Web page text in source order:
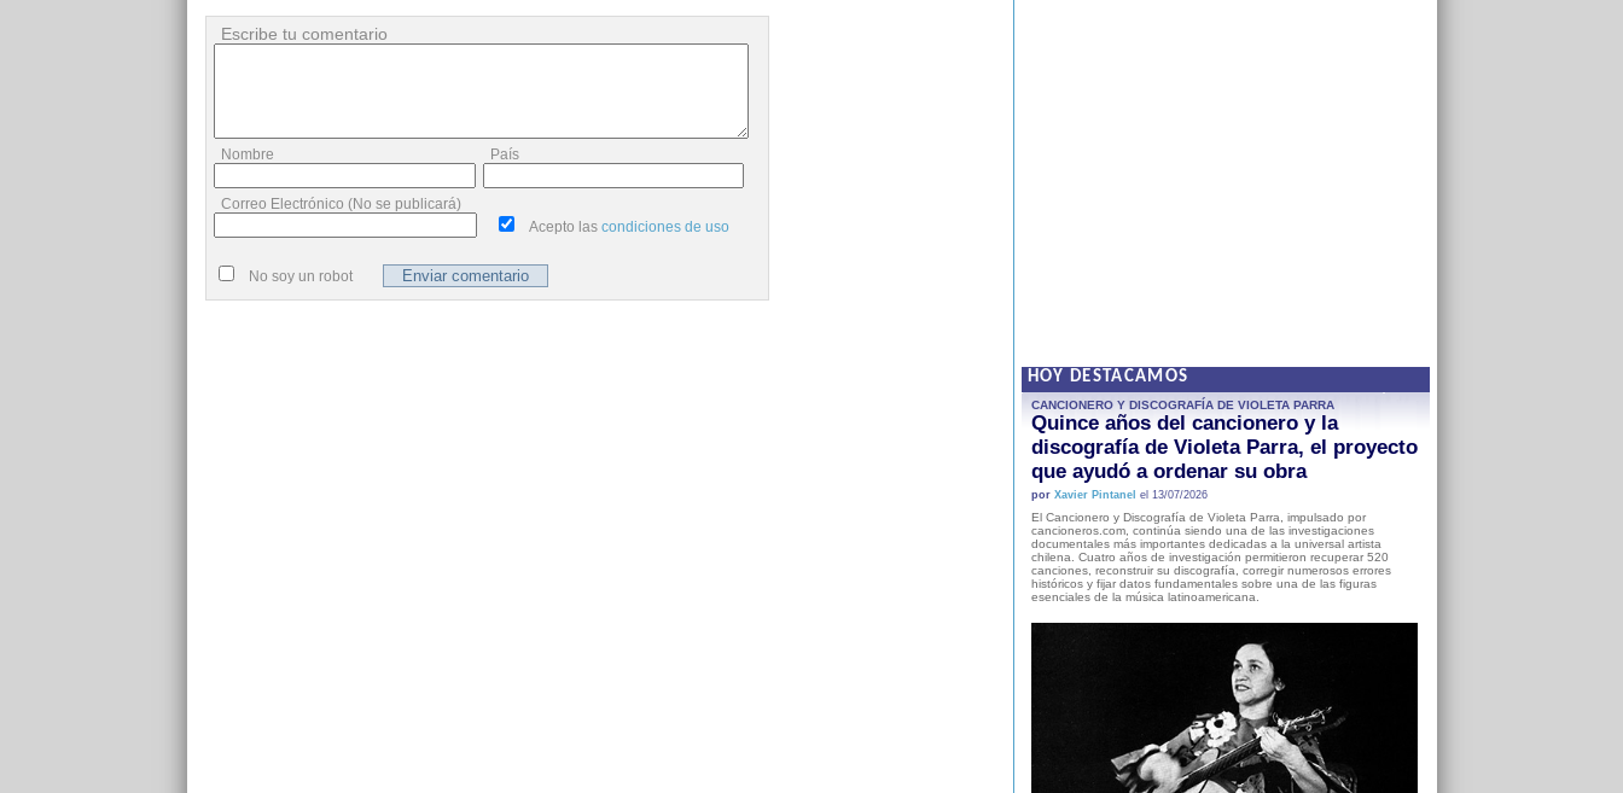
Escribe tu comentario
Nombre País
Correo Electrónico (No se publicará)
Acepto las condiciones de uso
No soy un robot
HOY DESTACAMOS
CANCIONERO Y DISCOGRAFÍA DE VIOLETA PARRA
Quince años del cancionero y la
discografía de Violeta Parra, el proyecto
que ayudó a ordenar su obra
por Xavier Pintanel el 13/07/2026
El Cancionero y Discografía de Violeta Parra, impulsado por
cancioneros.com, continúa siendo una de las investigaciones
documentales más importantes dedicadas a la universal artista
chilena. Cuatro años de investigación permitieron recuperar 520
canciones, reconstruir su discografía, corregir numerosos errores
históricos y fijar datos fundamentales sobre una de las figuras
esenciales de la música latinoamericana.